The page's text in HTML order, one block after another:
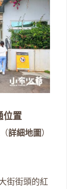
位置
詳細地圖 ）
街街頭的紅